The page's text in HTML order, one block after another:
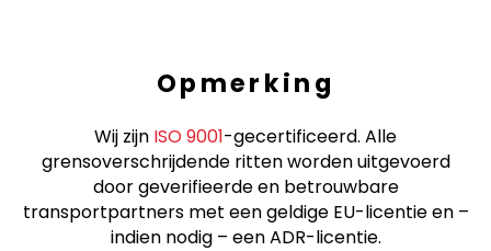
Opmerking
Wij zijn ISO 9001-gecertificeerd. Alle
grensoverschrijdende ritten worden uitgevoerd
door geverifieerde en betrouwbare
transportpartners met een geldige EU-licentie en –
indien nodig – een ADR-licentie.